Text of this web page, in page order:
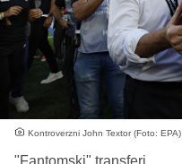
Kontroverzni John Textor (Foto: EPA)
"Fantomski" transferi